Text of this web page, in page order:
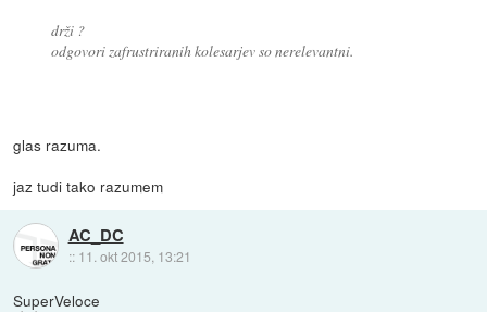
drži ?
odgovori zafrustriranih kolesarjev so nerelevantni.
glas razuma.
jaz tudi tako razumem
AC_DC
:: 11. okt 2015, 13:21
SuperVeloce